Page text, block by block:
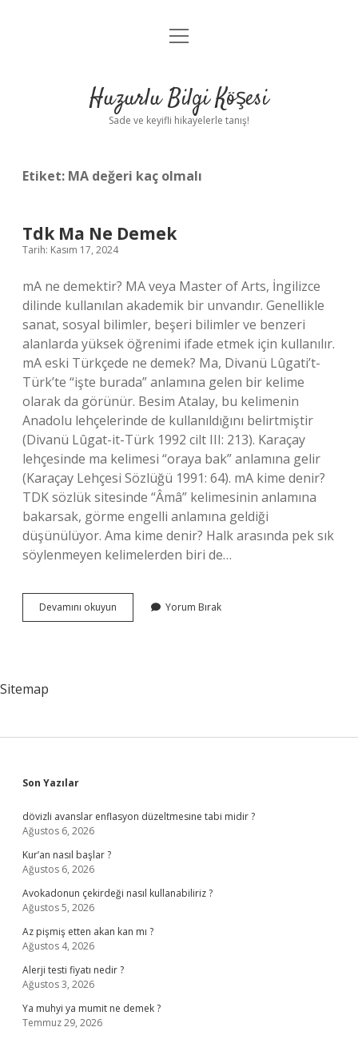
Anasayfa
Yasal Uyarı
menüyü
Huzurlu Bilgi Köşesi
Sade ve keyifli hikayelerle tanış!
Etiket: MA değeri kaç olmalı
Tdk Ma Ne Demek
Tarih: Kasım 17, 2024
mA ne demektir? MA veya Master of Arts, İngilizce
dilinde kullanılan akademik bir unvandır. Genellikle
sanat, sosyal bilimler, beşeri bilimler ve benzeri
alanlarda yüksek öğrenimi ifade etmek için kullanılır.
mA eski Türkçede ne demek? Ma, Divanü Lûgati’t-
Türk’te “işte burada” anlamına gelen bir kelime
olarak da görünür. Besim Atalay, bu kelimenin
Anadolu lehçelerinde de kullanıldığını belirtmiştir
(Divanü Lûgat-it-Türk 1992 cilt III: 213). Karaçay
lehçesinde ma kelimesi “oraya bak” anlamına gelir
(Karaçay Lehçesi Sözlüğü 1991: 64). mA kime denir?
TDK sözlük sitesinde “Âmâ” kelimesinin anlamına
bakarsak, görme engelli anlamına geldiği
düşünülüyor. Ama kime denir? Halk arasında pek sık
söylenmeyen kelimelerden biri de…
Devamını okuyun
Ma
Yorum Bırak
Sitemap
Sidebar
Son Yazılar
dövizli avanslar enflasyon düzeltmesine tabi midir ?
Ağustos 6, 2026
Kur’an nasıl başlar ?
Ağustos 6, 2026
Avokadonun çekirdeği nasıl kullanabiliriz ?
Ağustos 5, 2026
Az pişmiş etten akan kan mı ?
Ağustos 4, 2026
Alerji testi fiyatı nedir ?
Ağustos 3, 2026
Ya muhyi ya mumit ne demek ?
Temmuz 29, 2026